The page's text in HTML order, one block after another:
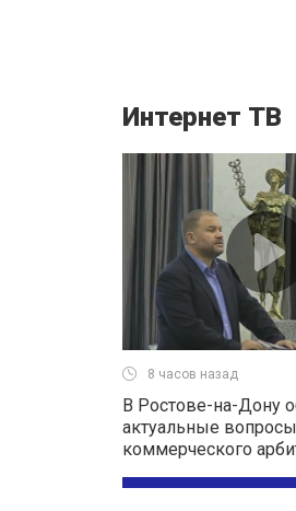
Интернет ТВ
8 часов назад
В Ростове-на-Дону
актуальные вопросы
коммерческого